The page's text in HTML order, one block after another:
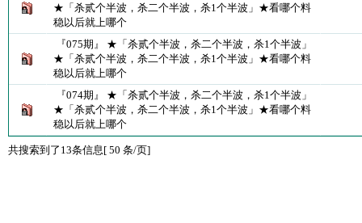
★「杀贰个半波，杀二个半波，杀1个半波」★看哪个料
稳以后就上哪个
『075期』 ★「杀贰个半波，杀二个半波，杀1个半波」
★「杀贰个半波，杀二个半波，杀1个半波」★看哪个料
稳以后就上哪个
『074期』 ★「杀贰个半波，杀二个半波，杀1个半波」
★「杀贰个半波，杀二个半波，杀1个半波」★看哪个料
稳以后就上哪个
共搜索到了13条信息[ 50 条/页]